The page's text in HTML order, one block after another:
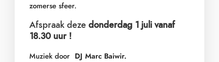
zomerse sfeer.
Afspraak deze donderdag 1 juli vanaf
18.30 uur !
Muziek door DJ Marc Baiwir.